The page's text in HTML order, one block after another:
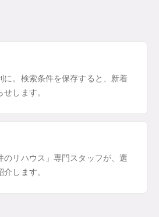
に。検索条件を保存すると、新着
します。
のリハウス」専門スタッフが、選
します。